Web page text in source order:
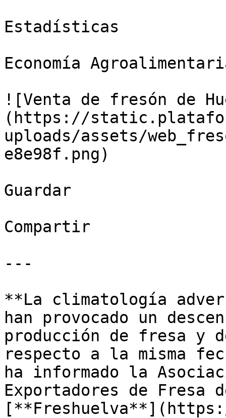
Estadísticas
Economía
![Venta de fresón de
(https://
uploads/assets/
e8e98f.png)
Guardar
Compartir
---
**La climatología
han provocado un
producción de fresa y
respecto a la misma
ha informado la
Exportadores de Fresa